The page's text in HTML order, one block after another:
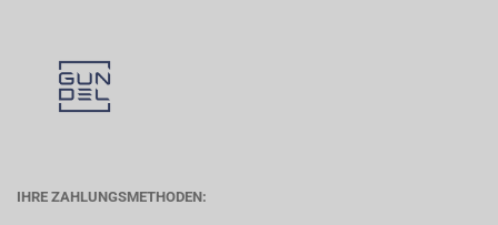
IHRE ZAHLUNGSMETHODEN: